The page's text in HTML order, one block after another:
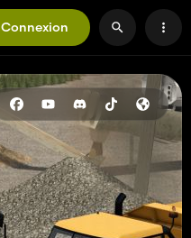
Connexion